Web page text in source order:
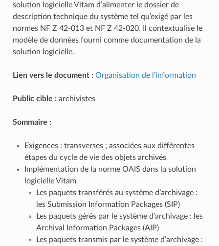
solution logicielle Vitam d’alimenter le dossier de
description technique du système tel qu’exigé par les
normes NF Z 42‑013 et NF Z 42‑020. Il contextualise le
modèle de données fourni comme documentation de la
solution logicielle.
Lien vers le document : Organisation de l’information
Public cible :archivistes
Sommaire :
Exigences : transverses ; associées aux différentes
étapes du cycle de vie des objets archivés
Implémentation de la norme OAIS dans la solution
logicielle Vitam
Les paquets transférés au système d’archivage :
les Submission Information Packages (SIP)
Les paquets gérés par le système d’archivage : les
Archival Information Packages (AIP)
Les paquets transmis par le système d’archivage :